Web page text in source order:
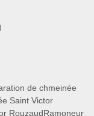
de chmeinée
Saint Victor
RouzaudRamoneur